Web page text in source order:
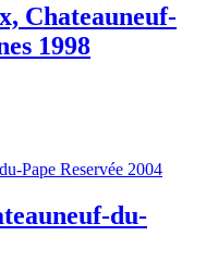
Chateauneuf-
1998
du-